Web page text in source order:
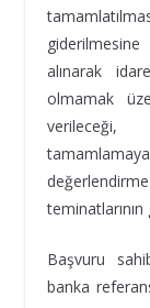
alınarak
olmamak
Başvuru
banka